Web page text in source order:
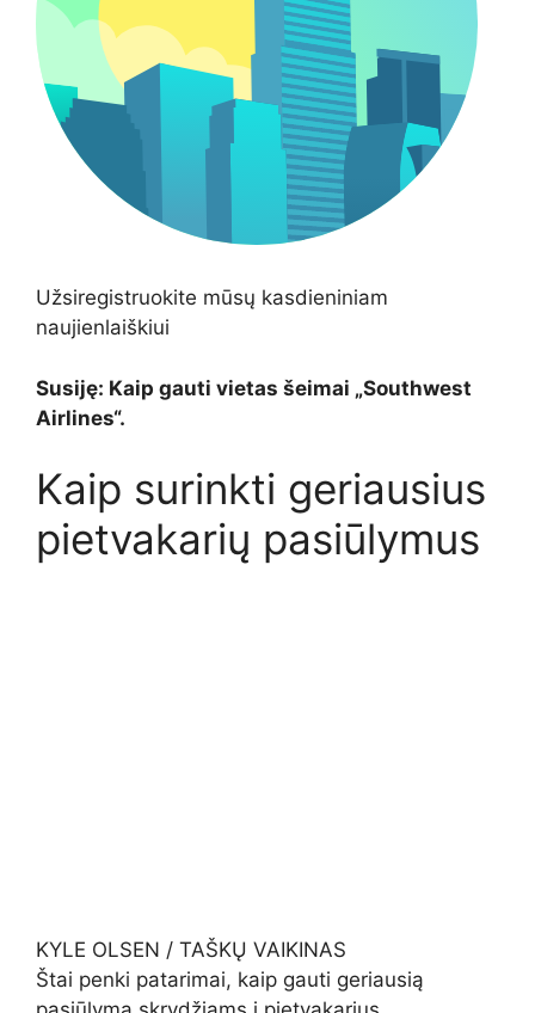
Užsiregistruokite mūsų kasdieniniam
naujienlaiškiui
Susiję: Kaip gauti vietas šeimai „Southwest
Airlines“.
Kaip surinkti geriausius
pietvakarių pasiūlymus
KYLE OLSEN / TAŠKŲ VAIKINAS
Štai penki patarimai, kaip gauti geriausią